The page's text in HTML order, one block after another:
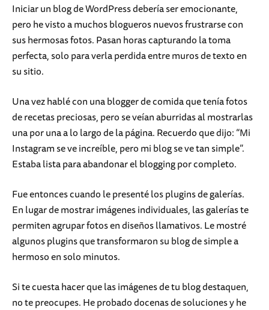
Iniciar un blog de WordPress debería ser emocionante,
pero he visto a muchos blogueros nuevos frustrarse con
sus hermosas fotos. Pasan horas capturando la toma
perfecta, solo para verla perdida entre muros de texto en
su sitio.
Una vez hablé con una blogger de comida que tenía fotos
de recetas preciosas, pero se veían aburridas al mostrarlas
una por una a lo largo de la página. Recuerdo que dijo: “Mi
Instagram se ve increíble, pero mi blog se ve tan simple”.
Estaba lista para abandonar el blogging por completo.
Fue entonces cuando le presenté los plugins de galerías.
En lugar de mostrar imágenes individuales, las galerías te
permiten agrupar fotos en diseños llamativos. Le mostré
algunos plugins que transformaron su blog de simple a
hermoso en solo minutos.
Si te cuesta hacer que las imágenes de tu blog destaquen,
no te preocupes. He probado docenas de soluciones y he